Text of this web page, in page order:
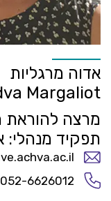
אדוה מרגליות
Margaliot
מרצה להוראת
תפקיד מנהלי:
052-6626012